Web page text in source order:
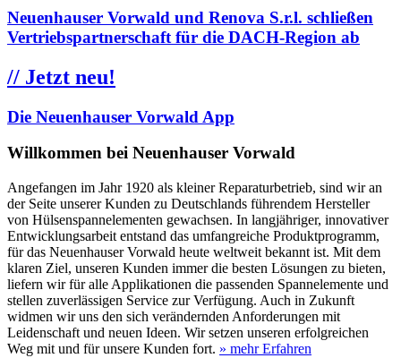
Neuenhauser Vorwald und Renova S.r.l. schließen
Vertriebspartnerschaft für die DACH-Region ab
// Jetzt neu!
Die Neuenhauser Vorwald App
Willkommen bei Neuenhauser Vorwald
Angefangen im Jahr 1920 als kleiner Reparaturbetrieb, sind wir an
der Seite unserer Kunden zu Deutschlands führendem Hersteller
von Hülsenspannelementen gewachsen. In langjähriger, innovativer
Entwicklungsarbeit entstand das umfangreiche Produktprogramm,
für das Neuenhauser Vorwald heute weltweit bekannt ist. Mit dem
klaren Ziel, unseren Kunden immer die besten Lösungen zu bieten,
liefern wir für alle Applikationen die passenden Spannelemente und
stellen zuverlässigen Service zur Verfügung. Auch in Zukunft
widmen wir uns den sich verändernden Anforderungen mit
Leidenschaft und neuen Ideen. Wir setzen unseren erfolgreichen
Weg mit und für unsere Kunden fort. » mehr Erfahren